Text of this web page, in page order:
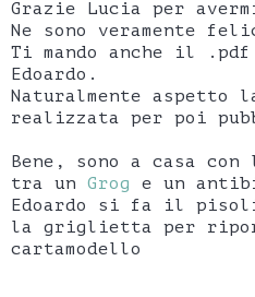
Grazie Lucia per
Ne sono veramente
Ti mando anche il
Edoardo.
Naturalmente aspetto
realizzata per poi
Bene, sono a casa
tra un Grog
e un
Edoardo si fa il
la griglietta per
cartamodello